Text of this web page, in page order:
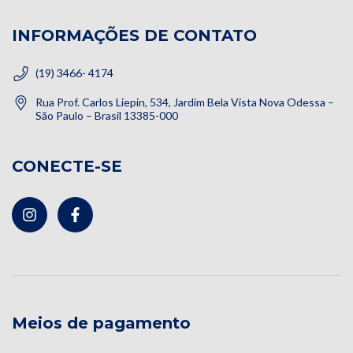
INFORMAÇÕES DE CONTATO
(19) 3466- 4174
Rua Prof. Carlos Liepin, 534, Jardim Bela Vista Nova Odessa –
São Paulo – Brasil 13385-000
CONECTE-SE
Meios de pagamento